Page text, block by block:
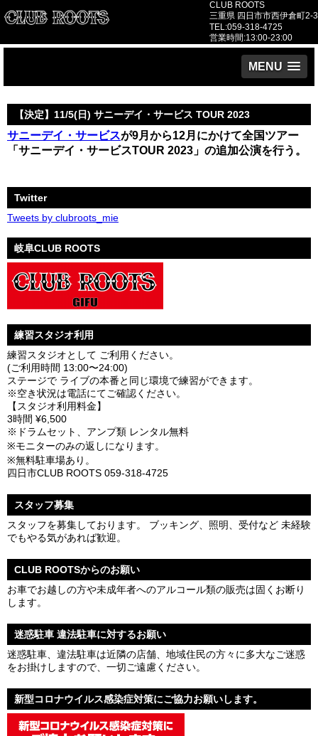
CLUB ROOTS
三重県 四日市市西伊倉町2-3
TEL:059-318-4725
営業時間:13:00-23:00
MENU
【決定】11/5(日) サニーデイ・サービス TOUR 2023
サニーデイ・サービスが9月から12月にかけて全国ツアー
「サニーデイ・サービスTOUR 2023」の追加公演を行う。
Twitter
Tweets by clubroots_mie
岐阜CLUB ROOTS
練習スタジオ利用
練習スタジオとして ご利用ください。
(ご利用時間 13:00〜24:00)
ステージで ライブの本番と同じ環境で練習ができます。
※空き状況は電話にてご確認ください。
【スタジオ利用料金】
3時間 ¥6,500
※ドラムセット、アンプ類 レンタル無料
※モニターのみの返しになります。
※無料駐車場あり。
四日市CLUB ROOTS 059-318-4725
スタッフ募集
スタッフを募集しております。 ブッキング、照明、受付など 未経験
でもやる気があれば歓迎。
CLUB ROOTSからのお願い
お車でお越しの方や未成年者へのアルコール類の販売は固くお断り
します。
迷惑駐車 違法駐車に対するお願い
迷惑駐車、違法駐車は近隣の店舗、地域住民の方々に多大なご迷惑
をお掛けしますので、一切ご遠慮ください。
新型コロナウイルス感染症対策にご協力お願いします。